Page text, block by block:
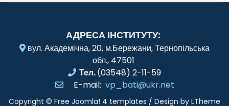
АДРЕСА ІНСТИТУТУ:
вул. Академічна, 20, м.Бережани, Тернопільська
обл., 47501
Тел.(03548) 2-11-59
E-mail: vp_bati@ukr.net
Copyright © Free Joomla! 4 templates / Design by LTheme